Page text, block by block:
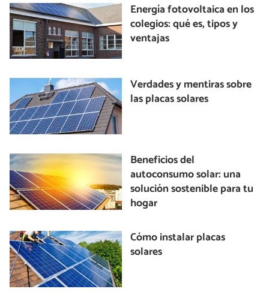
Energía fotovoltaica en los
colegios: qué es, tipos y
ventajas
Verdades y mentiras sobre
las placas solares
Beneficios del
autoconsumo solar: una
solución sostenible para tu
hogar
Cómo instalar placas
solares